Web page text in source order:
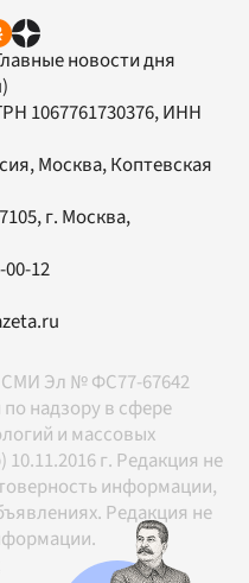
новости дня
1067761730376, ИНН
Москва, Коптевская
, г. Москва,
00-12
СМИ Эл № ФС77-67642
надзору в сфере
и массовых
г. Редакция не
информации,
Редакция не